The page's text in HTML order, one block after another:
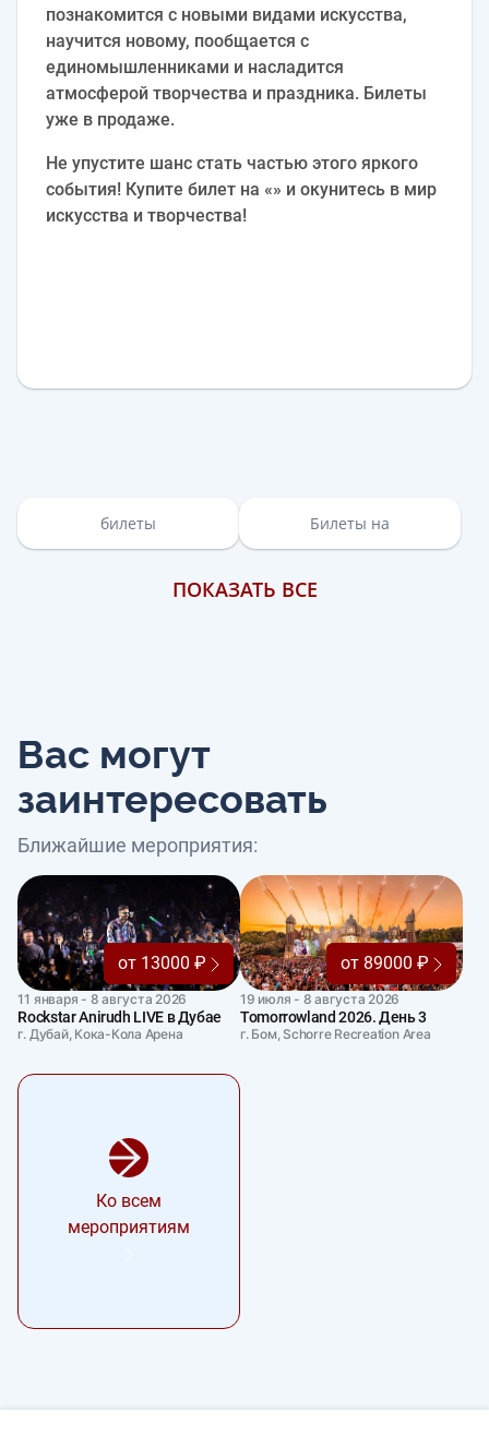
познакомится с новыми видами искусства,
научится новому, пообщается с
единомышленниками и насладится
атмосферой творчества и праздника. Билеты
уже в продаже.
Не упустите шанс стать частью этого яркого
события! Купите билет на «» и окунитесь в мир
искусства и творчества!
билеты Билеты на
ПОКАЗАТЬ ВСЕ
Вас могут
заинтересовать
Ближайшие мероприятия:
от 13000 ₽
11 января - 8 августа 2026
Rockstar Anirudh LIVE в Дубае
г. Дубай, Кока-Кола Арена
от 89000 ₽
19 июля - 8 августа 2026
Tomorrowland 2026. День 3
г. Бом, Schorre Recreation Area
Ко всем
мероприятиям